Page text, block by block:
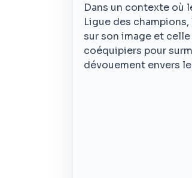
Dans un contexte où
Ligue des
sur son image et celle
coéquipiers pour
dévouement envers